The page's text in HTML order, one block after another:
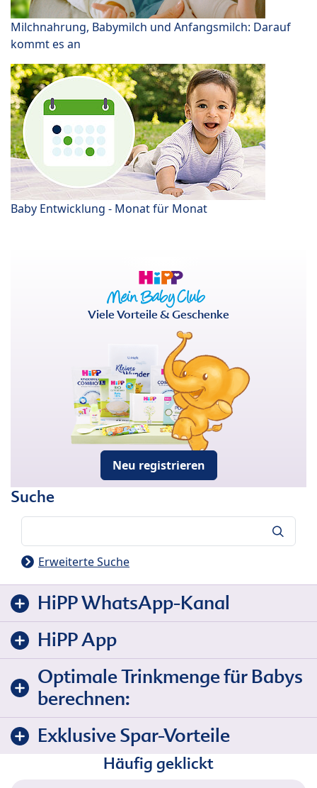
Milchnahrung, Babymilch und Anfangsmilch: Darauf
kommt es an
Baby Entwicklung - Monat für Monat
Viele Vorteile & Geschenke
Neu registrieren
Suche
Erweiterte Suche
HiPP WhatsApp-Kanal
HiPP App
Optimale Trinkmenge für Babys
berechnen:
Exklusive Spar-Vorteile
Häufig geklickt